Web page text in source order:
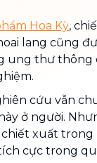
Hoa Kỳ,
lang cũng
ung thư thông
cứu vẫn
ở người.
xuất trong
cực trong